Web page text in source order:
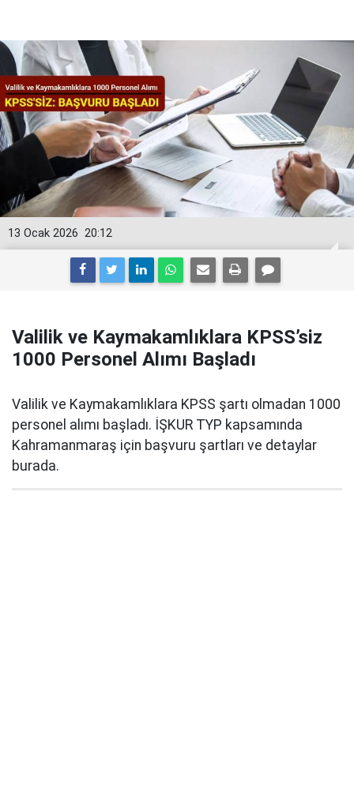
20:12
13 Ocak 2026
Valilik ve Kaymakamlıklara KPSS’siz
1000 Personel Alımı Başladı
Valilik ve Kaymakamlıklara KPSS şartı olmadan 1000
personel alımı başladı. İŞKUR TYP kapsamında
Kahramanmaraş için başvuru şartları ve detaylar
burada.